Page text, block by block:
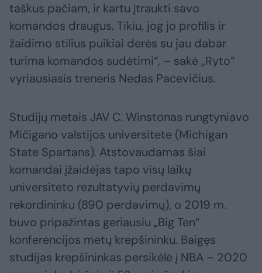
taškus pačiam, ir kartu įtraukti savo
komandos draugus. Tikiu, jog jo profilis ir
žaidimo stilius puikiai derės su jau dabar
turima komandos sudėtimi“, – sakė „Ryto“
vyriausiasis treneris Nedas Pacevičius.
Studijų metais JAV C. Winstonas rungtyniavo
Mičigano valstijos universitete (Michigan
State Spartans). Atstovaudamas šiai
komandai įžaidėjas tapo visų laikų
universiteto rezultatyvių perdavimų
rekordininku (890 perdavimų), o 2019 m.
buvo pripažintas geriausiu „Big Ten“
konferencijos metų krepšininku. Baigęs
studijas krepšininkas persikėlė į NBA – 2020